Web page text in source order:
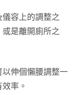
容上的調整之
是離開廁所之
伸個懶腰調整一
率。